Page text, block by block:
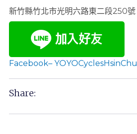
新竹縣竹北市光明六路東二段250號
Facebook– YOYOCyclesHsinChu
Share: